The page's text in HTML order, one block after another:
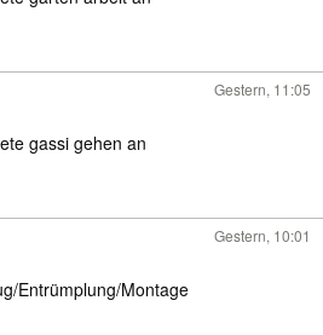
Gestern, 11:05
gassi gehen an
Gestern, 10:01
Entrümplung/Montage